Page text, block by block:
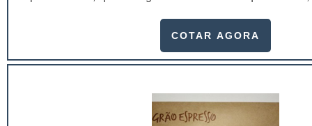
minucioso quanto o preparo do alimento. Para isso, a
armazenagem, características biodegradáveis,
benefício entre outros.No geral, as caixas para
costumam ser solicitado por donos e gestores de
COTAR AGORA